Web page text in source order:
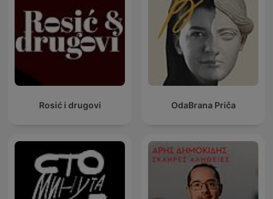
Rosić i drugovi OdaBrana Priča